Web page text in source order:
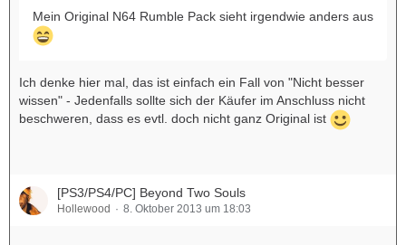
Mein Original N64 Rumble Pack sieht irgendwie anders aus
Ich denke hier mal, das ist einfach ein Fall von "Nicht besser
wissen" - Jedenfalls sollte sich der Käufer im Anschluss nicht
beschweren, dass es evtl. doch nicht ganz Original ist
[PS3/PS4/PC] Beyond Two Souls
Hollewood 8. Oktober 2013 um 18:03